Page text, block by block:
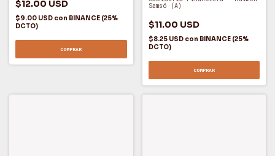
$12.00 USD
$9.00 USD con BINANCE (25%
DCTO)
COMPRAR
Samsó (A)
$11.00 USD
$8.25 USD con BINANCE (25%
DCTO)
COMPRAR